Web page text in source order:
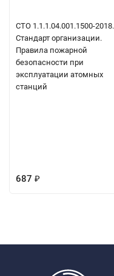
СТО 1.1.1.04.001.1500-2018.
Стандарт организации.
Правила пожарной
безопасности при
эксплуатации атомных
станций
687 ₽